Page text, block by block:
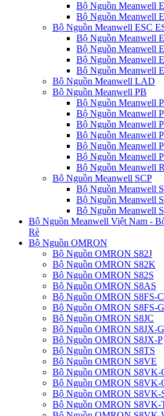
Bộ Nguồn Meanwell
Bộ Nguồn Meanwell
Bộ Nguồn Meanwell ESC
Bộ Nguồn Meanwell
Bộ Nguồn Meanwell
Bộ Nguồn Meanwell
Bộ Nguồn Meanwell
Bộ Nguồn Meanwell LAD
Bộ Nguồn Meanwell PB
Bộ Nguồn Meanwell
Bộ Nguồn Meanwell
Bộ Nguồn Meanwell
Bộ Nguồn Meanwell
Bộ Nguồn Meanwell
Bộ Nguồn Meanwell
Bộ Nguồn Meanwell
Bộ Nguồn Meanwell SCP
Bộ Nguồn Meanwell
Bộ Nguồn Meanwell
Bộ Nguồn Meanwell
Bộ Nguồn Meanwell Việt Nam -
Rẻ
Bộ Nguồn OMRON
Bộ Nguồn OMRON S82J
Bộ Nguồn OMRON S82K
Bộ Nguồn OMRON S82S
Bộ Nguồn OMRON S8AS
Bộ Nguồn OMRON S8FS-C
Bộ Nguồn OMRON S8FS-G
Bộ Nguồn OMRON S8JC
Bộ Nguồn OMRON S8JX-G
Bộ Nguồn OMRON S8JX-P
Bộ Nguồn OMRON S8TS
Bộ Nguồn OMRON S8VE
Bộ Nguồn OMRON S8VK-
Bộ Nguồn OMRON S8VK-
Bộ Nguồn OMRON S8VK-
Bộ Nguồn OMRON S8VK-